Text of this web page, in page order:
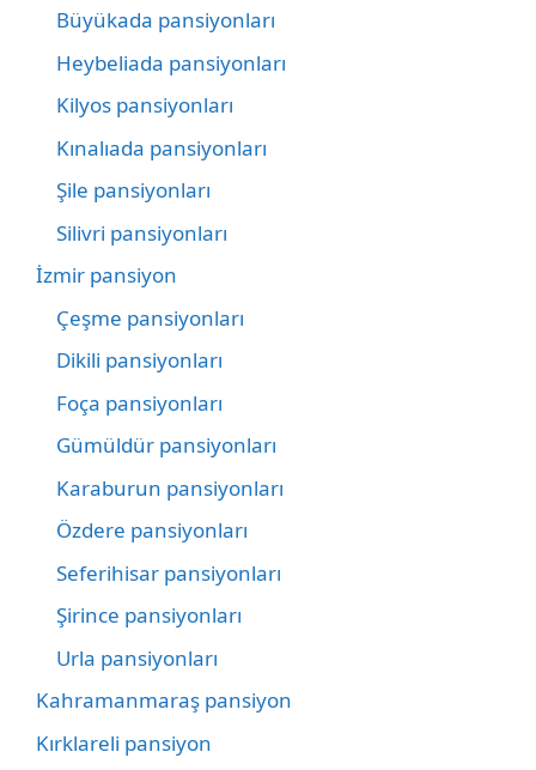
Büyükada pansiyonları
Heybeliada pansiyonları
Kilyos pansiyonları
Kınalıada pansiyonları
Şile pansiyonları
Silivri pansiyonları
İzmir pansiyon
Çeşme pansiyonları
Dikili pansiyonları
Foça pansiyonları
Gümüldür pansiyonları
Karaburun pansiyonları
Özdere pansiyonları
Seferihisar pansiyonları
Şirince pansiyonları
Urla pansiyonları
Kahramanmaraş pansiyon
Kırklareli pansiyon